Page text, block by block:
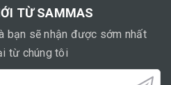
TỪ SAMMAS
bạn sẽ nhận được sớm nhất
từ chúng tôi